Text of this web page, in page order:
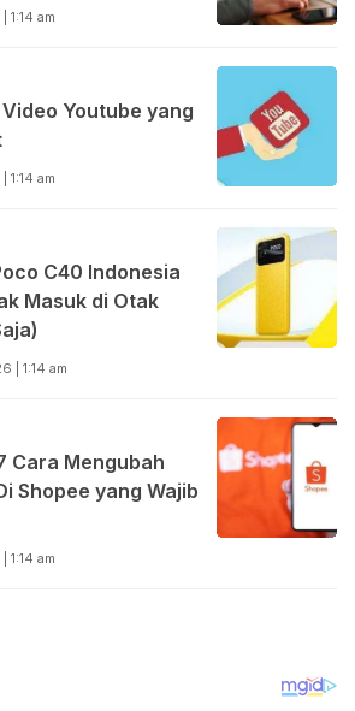
am
Youtube yang
am
C40 Indonesia
Masuk di Otak
| 1:14 am
Cara Mengubah
Shopee yang Wajib
am